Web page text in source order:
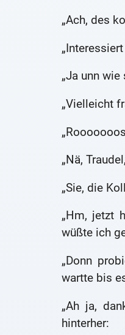
„Ach, des
„Ja unn
„Vielleicht
„Nä,
„Sie, die
„Hm, jetzt
wüßte ich
„Donn
wartte bis
„Ah ja,
hinterher: